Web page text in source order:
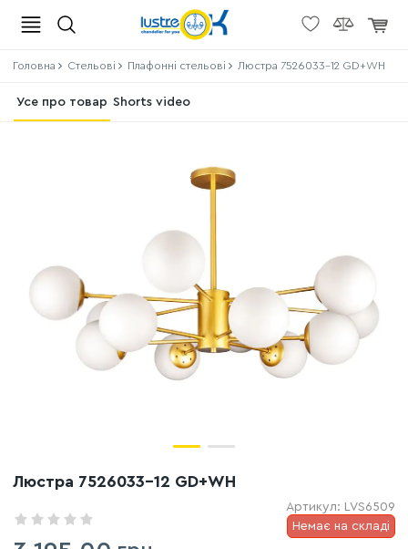
Головна Стельові Плафонні стельові Люстра 7526033-12 GD+WH
Усе про товар Shorts video
Люстра 7526033-12 GD+WH
Артикул: LVS6509
Немає на складі